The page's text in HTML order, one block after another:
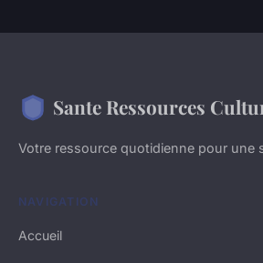
Sante Ressources
Votre ressource quotidienne pour une
NAVIGATION
Accueil